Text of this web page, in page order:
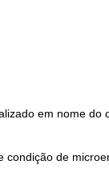
em nome do
condição de